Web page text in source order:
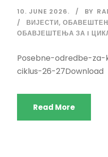
10. JUNE 2026. BY
ВИЈЕСТИ,
ОБАВЈЕШТЕЊА ЗА I
Posebne-odredbe-
ciklus-26-27Download
Read More